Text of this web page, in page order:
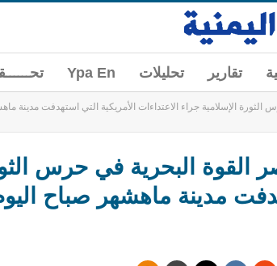
تقارير تحليلات Ypa En
الإسلامية جراء الاعتداءات الأمريكية التي استهدفت مدينة
القوة البحرية في حرس
مدينة ماهشهر صباح